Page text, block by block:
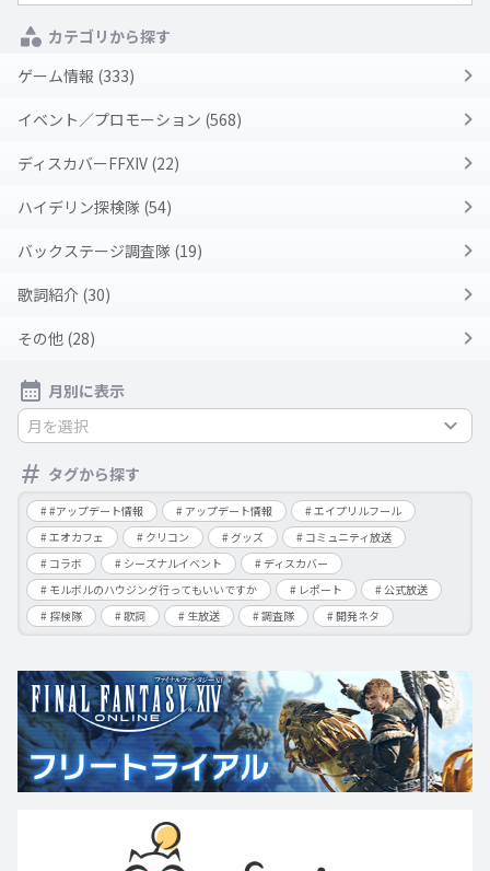
カテゴリから探す
ゲーム情報 (333)
イベント／プロモーション (568)
ディスカバーFFXIV (22)
ハイデリン探検隊 (54)
バックステージ調査隊 (19)
歌詞紹介 (30)
その他 (28)
月別に表示
月を選択
タグから探す
#アップデート情報 アップデート情報
エイプリルフール
エオカフェ
クリコン グッズ
コミュニティ放送
コラボ
シーズナルイベント
ディスカバー
モルボルのハウジング行ってもいいですか
レポート
公式放送
探検隊
歌詞 生放送 調査隊 開発ネタ